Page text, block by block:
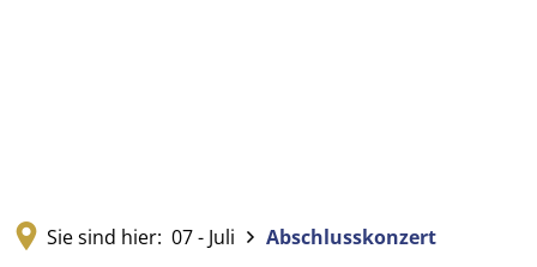
Sie sind hier: 07 - Juli Abschlusskonzert